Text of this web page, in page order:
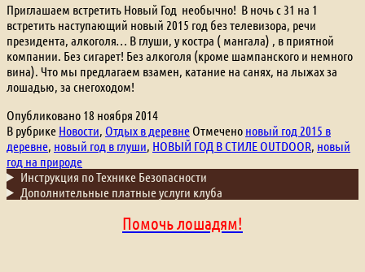
Приглашаем встретить Новый Год необычно! В ночь с 31 на 1
встретить наступающий новый 2015 год без телевизора, речи
президента, алкоголя… В глуши, у костра ( мангала) , в приятной
компании. Без сигарет! Без алкоголя (кроме шампанского и немного
вина). Что мы предлагаем взамен, катание на санях, на лыжах за
лошадью, за снегоходом!
Опубликовано 18 ноября 2014
В рубрике Новости Отдых в деревне Отмечено новый год 2015 в
деревне новый год в глуши НОВЫЙ ГОД В СТИЛЕ OUTDOOR новый
год на природе
Инструкция по Технике Безопасности
Дополнительные платные услуги клуба
Помочь лошадям!